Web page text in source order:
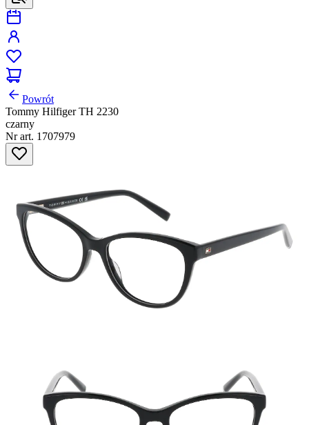
Powrót
Tommy Hilfiger TH 2230
czarny
Nr art. 1707979